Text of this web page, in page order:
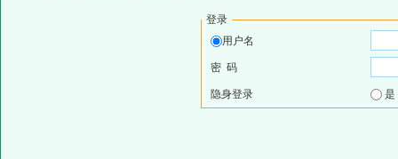
登录
用户名
密 码
隐身登录